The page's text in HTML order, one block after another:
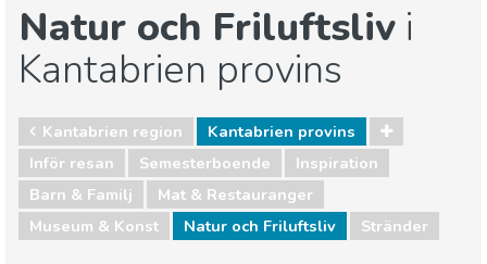
Natur och Friluftsliv i
Kantabrien provins
Kantabrien region
Kantabrien provins
Inför resan
Semesterboende
Inspiration
Barn & Familj
Mat & Restauranger
Museum & Konst
Natur och Friluftsliv Stränder